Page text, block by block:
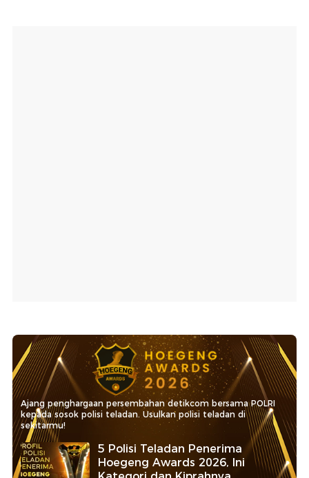
Ajang penghargaan persembahan detikcom bersama POLRI
kepada sosok polisi teladan. Usulkan polisi teladan di
sekitarmu!
5 Polisi Teladan Penerima
Hoegeng Awards 2026, Ini